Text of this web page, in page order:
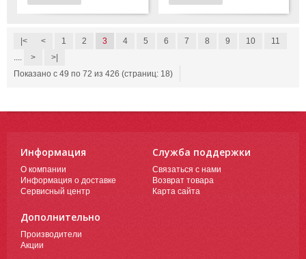
|< < 1 2 3 4 5 6 7 8 9 10
11
....
>
>|
Показано с 49 по 72 из 426 (страниц: 18)
Информация
О компании
Информация о доставке
Сервисный центр
Служба поддержки
Связаться с нами
Возврат товара
Карта сайта
Дополнительно
Производители
Акции